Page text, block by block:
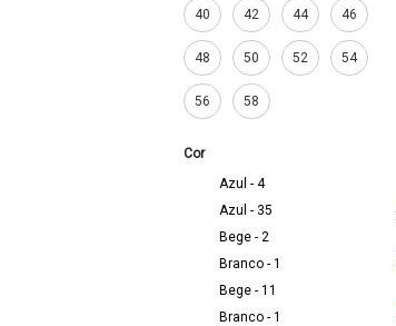
40 42 44 46
48 50 52 54
56 58
Cor
Azul - 4
Azul - 35
Bege - 2
Branco - 1
Bege - 11
Branco - 1